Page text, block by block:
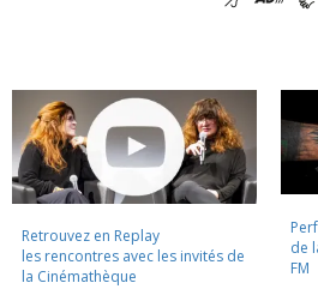
Retrouvez en Replay
les rencontres avec les invités de
la Cinémathèque
de
FM